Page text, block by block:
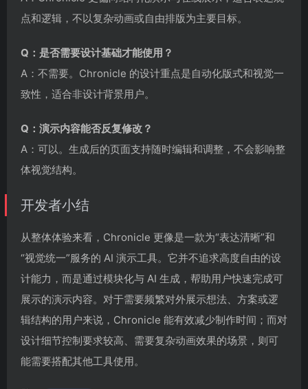
点和逻辑，不以复杂动画或自由排版为主要目标。
Q：是否需要设计基础才能使用？
A：不需要。Chronicle 的设计重点是自动化版式和视觉一
致性，适合非设计背景用户。
Q：演示内容能否反复修改？
A：可以。生成后的页面支持随时编辑和调整，不会影响整
体视觉结构。
开发者小结
从整体体验来看，Chronicle 更像是一款为“表达清晰”和
“视觉统一”服务的 AI 演示工具。它并不追求高度自由的设
计能力，而是通过模块化与 AI 生成，帮助用户快速完成可
展示的演示内容。对于需要频繁对外展示想法、方案或逻
辑结构的用户来说，Chronicle 能有效减少制作时间；而对
设计细节控制要求较高、需要复杂动画效果的场景，则可
能需要搭配其他工具使用。